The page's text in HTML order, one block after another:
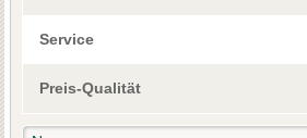
Service
Preis-Qualität